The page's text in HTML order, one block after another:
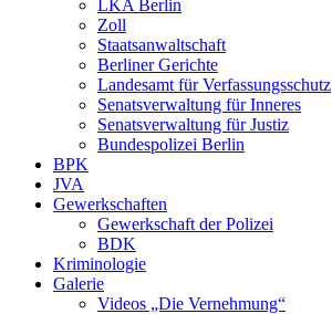
LKA Berlin
Zoll
Staatsanwaltschaft
Berliner Gerichte
Landesamt für Verfassungsschutz
Senatsverwaltung für Inneres
Senatsverwaltung für Justiz
Bundespolizei Berlin
BPK
JVA
Gewerkschaften
Gewerkschaft der Polizei
BDK
Kriminologie
Galerie
Videos „Die Vernehmung“